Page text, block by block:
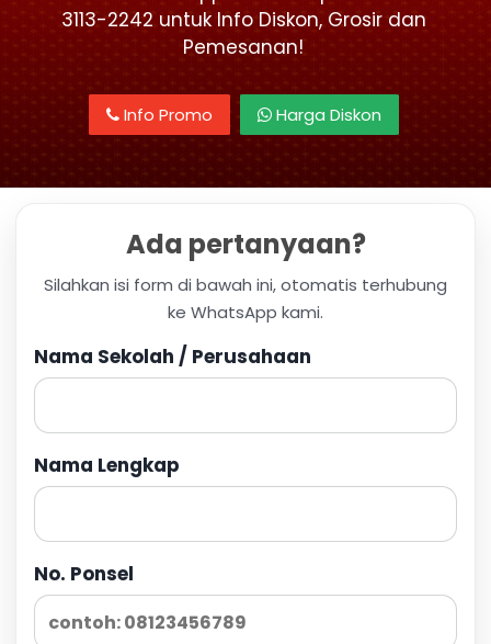
3113-2242 untuk Info Diskon, Grosir dan
Pemesanan!
Info Promo Harga Diskon
Ada pertanyaan?
Silahkan isi form di bawah ini, otomatis terhubung
ke WhatsApp kami.
Nama Sekolah / Perusahaan
Nama Lengkap
No. Ponsel